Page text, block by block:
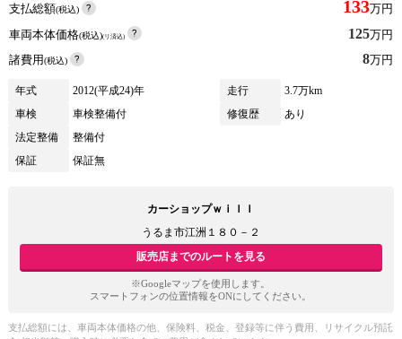
支払総額(税込) 133万円
車両本体価格(税込)(リ済込) 125万円
諸費用(税込) 8万円
年式 2012(平成24)年 走行
3.7万km
車検
車検整備付 修復歴
あり
法定整備
整備付
保証
保証無
カーショップｗｉｌｌ
うるま市江洲１８０－２
販売店までのルートを見る
※Googleマップを使用します。
スマートフォンの位置情報をONにしてください。
支払総額には、車両本体価格の他、保険料、税金、登録等に伴う費用、リサイクル預託